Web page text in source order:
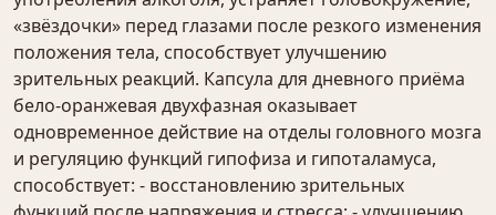
«звёздочки» перед глазами после резкого изменения
положения тела, способствует улучшению
зрительных реакций. Капсула для дневного приёма
бело-оранжевая двухфазная оказывает
одновременное действие на отделы головного мозга
и регуляцию функций гипофиза и гипоталамуса,
способствует: - восстановлению зрительных